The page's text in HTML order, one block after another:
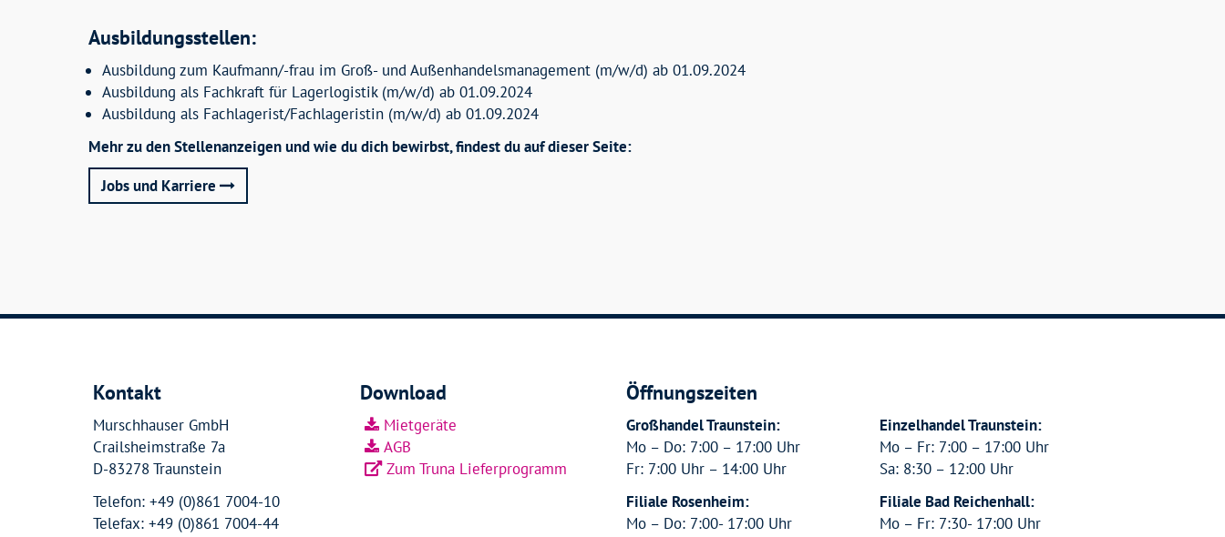
Ausbildungsstellen:
Ausbildung zum Kaufmann/-frau im Groß- und Außenhandelsmanagement (m/w/d) ab 01.09.2024
Ausbildung als Fachkraft für Lagerlogistik (m/w/d) ab 01.09.2024
Ausbildung als Fachlagerist/Fachlageristin (m/w/d) ab 01.09.2024
Mehr zu den Stellenanzeigen und wie du dich bewirbst, findest du auf dieser Seite:
Jobs und Karriere
Kontakt
Murschhauser GmbH
Crailsheimstraße 7a
D-83278 Traunstein
Telefon: +49 (0)861 7004-10
Telefax: +49 (0)861 7004-44
Download
Mietgeräte
AGB
Zum Truna Lieferprogramm
Öffnungszeiten
Großhandel Traunstein:
Mo – Do: 7:00 – 17:00 Uhr
Fr: 7:00 Uhr – 14:00 Uhr
Einzelhandel Traunstein:
Mo – Fr: 7:00 – 17:00 Uhr
Sa: 8:30 – 12:00 Uhr
Filiale Rosenheim:
Mo – Do: 7:00- 17:00 Uhr
Filiale Bad Reichenhall:
Mo – Fr: 7:30- 17:00 Uhr